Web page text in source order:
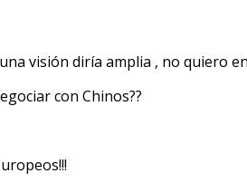
visión diría amplia , no quiero
con Chinos??